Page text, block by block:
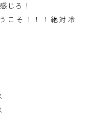
じろ！
こそ！！！絶対冷